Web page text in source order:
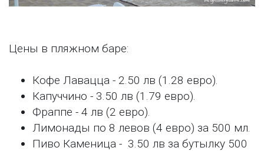
Цены в пляжном баре:
Кофе Лавацца - 2.50 лв (1.28 евро).
Капуччино - 3.50 лв (1.79 евро).
Фраппе - 4 лв (2 евро).
Лимонады по 8 левов (4 евро) за 500 мл.
Пиво Каменица - 3.50 лв за бутылку 500